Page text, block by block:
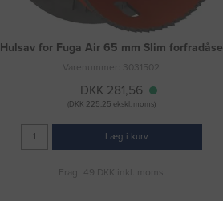
Hulsav for Fuga Air 65 mm Slim forfradåse
Varenummer: 3031502
DKK 281,56
(DKK 225,25 ekskl. moms)
Læg i kurv
Fragt 49 DKK inkl. moms